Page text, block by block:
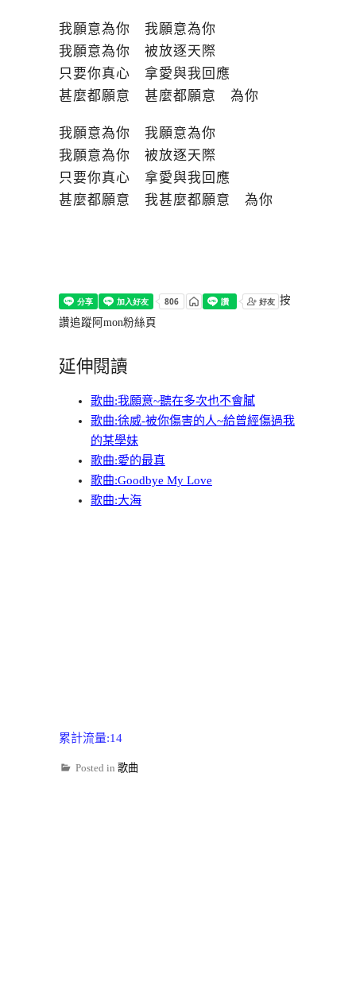
我願意為你 我願意為你
我願意為你 被放逐天際
只要你真心 拿愛與我回應
甚麼都願意 甚麼都願意 為你
我願意為你 我願意為你
我願意為你 被放逐天際
只要你真心 拿愛與我回應
甚麼都願意 我甚麼都願意 為你
按
讚追蹤阿mon粉絲頁
延伸閱讀
歌曲:我願意~聽在多次也不會膩
歌曲:徐威-被你傷害的人~給曾經傷過我
的某學妹
歌曲:愛的最真
歌曲:Goodbye My Love
歌曲:大海
累計流量:14
Posted in 歌曲